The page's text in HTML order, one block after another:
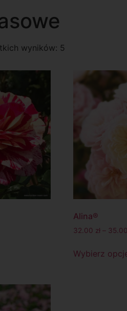
wyników: 5
Alina®
32.00 zł – 35.00
Wybierz